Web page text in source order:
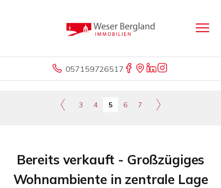
057159726517
3 4 5 6 7
Bereits verkauft - Großzügiges
Wohnambiente in zentrale Lage